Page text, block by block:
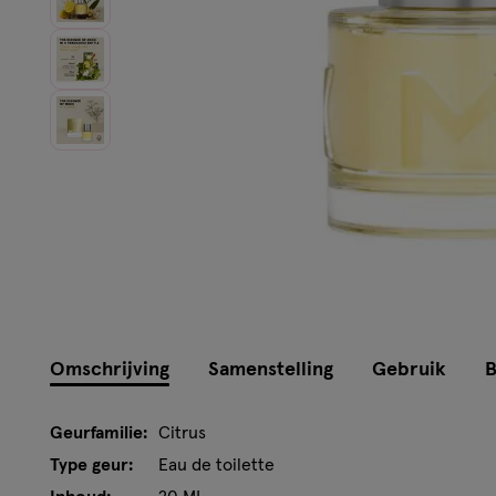
Omschrijving Samenstelling Gebruik
Geurfamilie:
Citrus
Type geur:
Eau de toilette